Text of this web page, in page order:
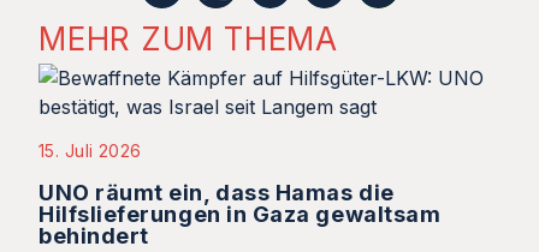
MEHR ZUM THEMA
15. Juli 2026
UNO räumt ein, dass Hamas die
Hilfslieferungen in Gaza gewaltsam
behindert